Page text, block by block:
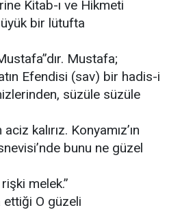
Kitab-ı ve Hikmeti
bir lütufta
Mustafa;
Efendisi (sav) bir hadis-i
süzüle süzüle
kalırız. Konyamız’ın
bunu ne güzel
melek.”
ettiği O güzeli